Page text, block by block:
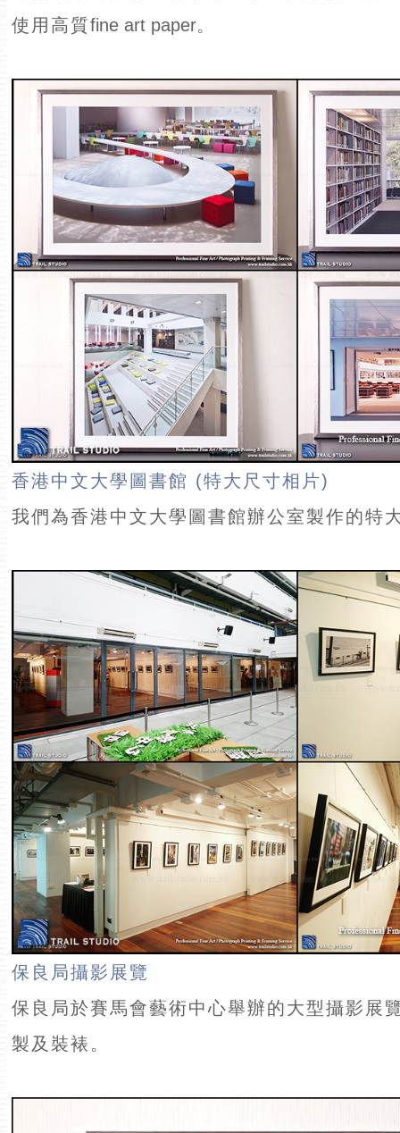
使用高質fine art paper。
香港中文大學圖書館 (特大尺寸相片)
我們為香港中文大學圖書館辦公室製作的特
保良局攝影展覽
保良局於賽馬會藝術中心舉辦的大型攝影展
製及裝裱。